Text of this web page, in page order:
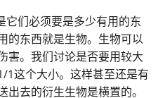
它们必须要是多少有用的东
的东西就是生物。生物可以
害。我们讨论是否要用较大
1这个大小。这样甚至还是有
去的衍生生物是横置的。